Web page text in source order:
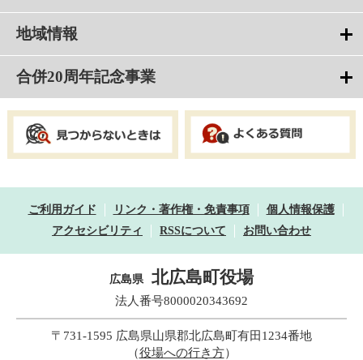
地域情報
合併20周年記念事業
ご利用ガイド リンク・著作権・免責事項
個人情報保護
アクセシビリティ
RSSについて お問い合わせ
広島県 北広島町役場
法人番号8000020343692
〒731-1595 広島県山県郡北広島町有田1234番地
（役場への行き方）